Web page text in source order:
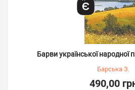
Барви української народної
Барська З.
490,00